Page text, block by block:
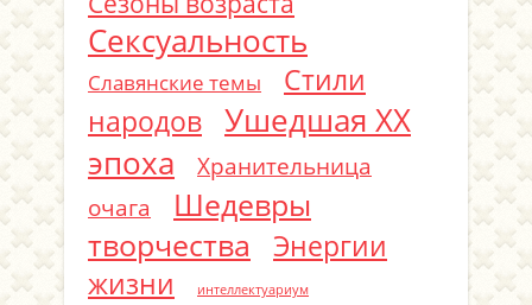
Сексуальность
Славянские темы
Стили
народов
Ушедшая ХХ
эпоха
Хранительница
очага
Шедевры
творчества
Энергии
жизни
интеллектуариум